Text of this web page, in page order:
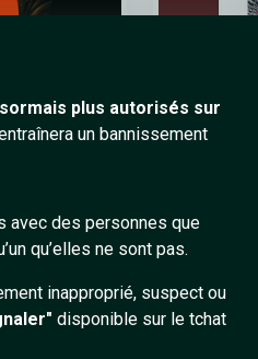
plus autorisés sur
un bannissement
avec des personnes que
qu’elles ne sont pas.
inapproprié, suspect ou
disponible sur le tchat
In Fear
What Have